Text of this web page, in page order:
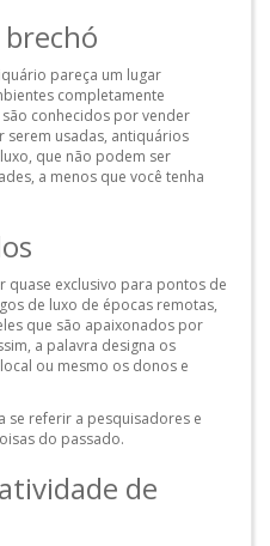
pareça um lugar
completamente
conhecidos por vender
serem usadas, antiquários
que não podem ser
a menos que você tenha
exclusivo para pontos de
de luxo de épocas remotas,
que são apaixonados por
a palavra designa os
ou mesmo os donos e
se referir a pesquisadores e
do passado.
de